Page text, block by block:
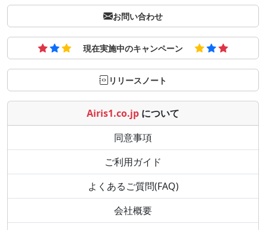
お問い合わせ
現在実施中のキャンペーン
リリースノート
Airis1.co.jp について
同意事項
ご利用ガイド
よくあるご質問(FAQ)
会社概要